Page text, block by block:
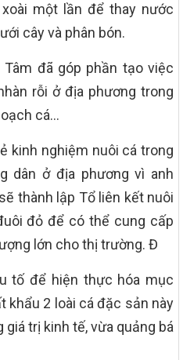
một lần để thay nước
cây và phân bón.
đã góp phần tạo việc
rỗi ở địa phương trong
cá…
kinh nghiệm nuôi cá trong
dân ở địa phương vì anh
thành lập Tổ liên kết nuôi
đỏ để có thể cung cấp
lớn cho thị trường. Đ
tố để hiện thực hóa mục
khẩu 2 loài cá đặc sản này
trị kinh tế, vừa quảng bá